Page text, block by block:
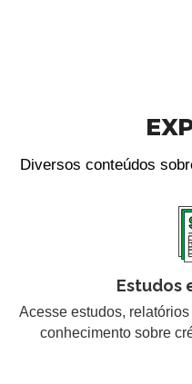
Diversos conteúdos
Estudos
Acesse estudos,
conhecimento sobre